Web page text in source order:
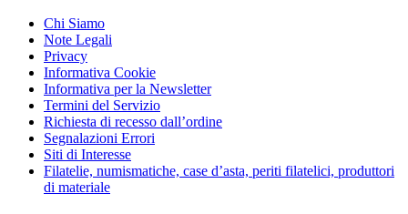
Chi Siamo
Note Legali
Privacy
Informativa Cookie
Informativa per la Newsletter
Termini del Servizio
Richiesta di recesso dall’ordine
Segnalazioni Errori
Siti di Interesse
Filatelie, numismatiche, case d’asta, periti filatelici, produttori
di materiale